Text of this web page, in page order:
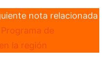
nota relacionada
de
la región